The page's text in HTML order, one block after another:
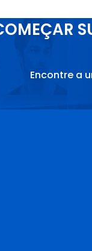
Encontre a